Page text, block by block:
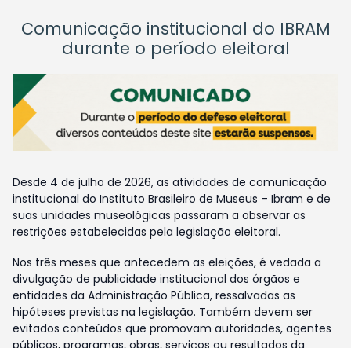
Comunicação institucional do IBRAM
durante o período eleitoral
Desde 4 de julho de 2026, as atividades de comunicação
institucional do Instituto Brasileiro de Museus – Ibram e de
suas unidades museológicas passaram a observar as
restrições estabelecidas pela legislação eleitoral.
Nos três meses que antecedem as eleições, é vedada a
divulgação de publicidade institucional dos órgãos e
entidades da Administração Pública, ressalvadas as
hipóteses previstas na legislação. Também devem ser
evitados conteúdos que promovam autoridades, agentes